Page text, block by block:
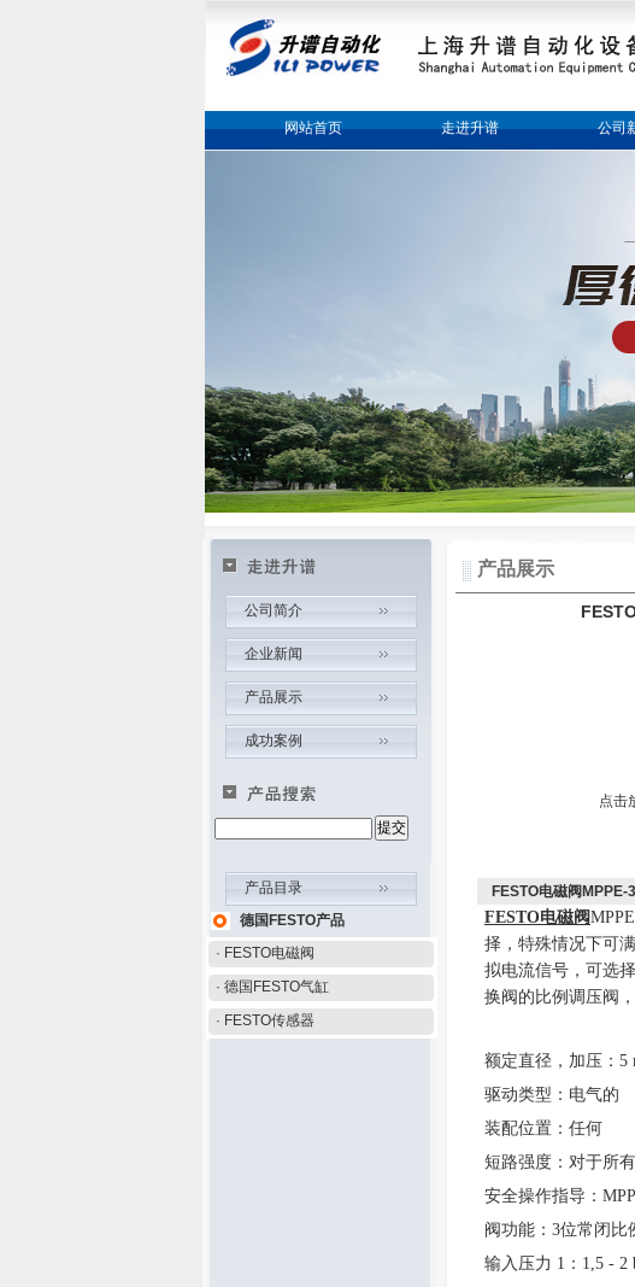
网站首页 走进升谱 公司
公司简介
企业新闻
产品展示
成功案例
产品目录
德国FESTO产品
· FESTO电磁阀
· 德国FESTO气缸
· FESTO传感器
产品展示
点击
FESTO电磁阀
FESTO电磁阀
择 ， 特殊情况下可
拟电流信号 ， 可选
换阀的比例调压阀，
额定直径 ， 加压 ： 5
驱动类型 ： 电气的
装配位置 ： 任何
短路强度 ： 对于所
安全操作指导 ：
阀功能 ： 3位常闭比
输入压力 1 ： 1,5 - 2